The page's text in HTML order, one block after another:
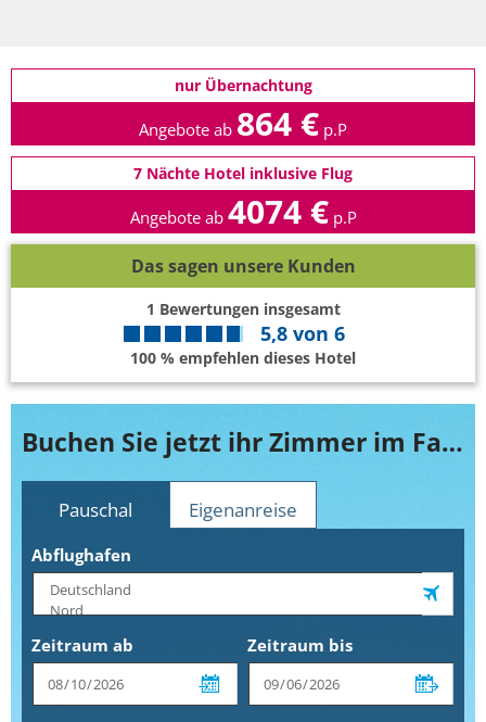
nur Übernachtung
Angebote ab 864 € p.P
7 Nächte Hotel inklusive Flug
Angebote ab 4074 € p.P
Das sagen unsere Kunden
1 Bewertungen insgesamt
5,8 von 6
100 % empfehlen dieses Hotel
Buchen Sie jetzt ihr Zimmer im Faarufushi Maldives
Pauschal Eigenanreise
Abflughafen
Zeitraum ab Zeitraum bis